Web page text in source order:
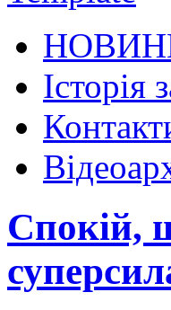
Історія
Спокій,